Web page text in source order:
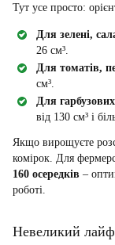
Тут усе просто:
Для зелені,
26 см³.
Для томатів,
см³.
Для
від 130 см³ і
Якщо вирощуєте
комірок. Для
160 осередків –
роботі.
Невеликий